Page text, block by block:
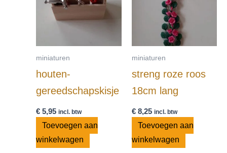
miniaturen
houten-
gereedschapskisje
€ 5,95 incl. btw
Toevoegen aan
winkelwagen
miniaturen
streng roze roos
18cm lang
€8,25 incl. btw
Toevoegen aan
winkelwagen